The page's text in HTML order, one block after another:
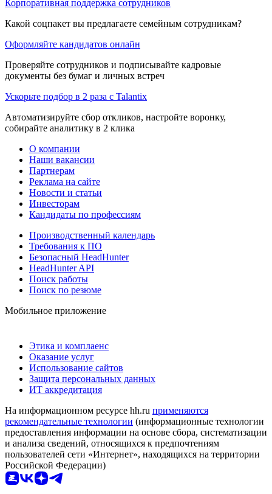
Корпоративная поддержка сотрудников
Какой соцпакет вы предлагаете семейным сотрудникам?
Оформляйте кандидатов онлайн
Проверяйте сотрудников и подписывайте кадровые
документы без бумаг и личных встреч
Ускорьте подбор в 2 раза с Talantix
Автоматизируйте сбор откликов, настройте воронку,
собирайте аналитику в 2 клика
О компании
Наши вакансии
Партнерам
Реклама на сайте
Новости и статьи
Инвесторам
Кандидаты по профессиям
Производственный календарь
Требования к ПО
Безопасный HeadHunter
HeadHunter API
Поиск работы
Поиск по резюме
Мобильное приложение
Этика и комплаенс
Оказание услуг
Использование сайтов
Защита персональных данных
ИТ аккредитация
На информационном ресурсе hh.ru применяются
рекомендательные технологии (информационные технологии
предоставления информации на основе сбора, систематизации
и анализа сведений, относящихся к предпочтениям
пользователей сети «Интернет», находящихся на территории
Российской Федерации)